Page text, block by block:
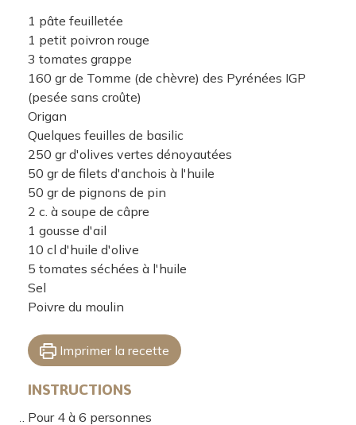
1 pâte feuilletée
1 petit poivron rouge
3 tomates grappe
160 gr de Tomme (de chèvre) des Pyrénées IGP
(pesée sans croûte)
Origan
Quelques feuilles de basilic
250 gr d'olives vertes dénoyautées
50 grde filets d'anchois à l'huile
50 gr de pignons de pin
2 c. à soupe de câpre
1 gousse d'ail
10 cl d'huile d'olive
5 tomates séchées à l'huile
Sel
Poivre du moulin
Imprimer la recette
INSTRUCTIONS
Pour 4 à 6 personnes